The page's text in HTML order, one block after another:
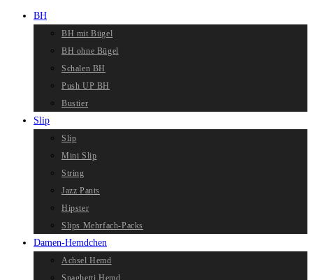
BH
BH mit Bügel
BH ohne Bügel
Schalen BH
Push UP BH
Bustier
Slip
Slip
Mini Slip
String
Jazz Pants
Hipster
Slips Mehrfach-Packs
Damen-Hemdchen
Achsel Hemd
Spaghetti Hemd